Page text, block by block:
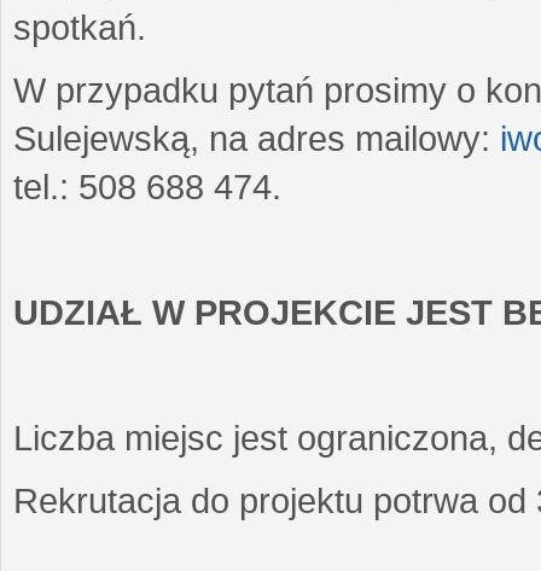
spotkań.
W przypadku pytań prosimy o
Sulejewską, na adres mailowy:
tel.: 508 688 474.
UDZIAŁ W PROJEKCIE JEST
Liczba miejsc jest ograniczona,
Rekrutacja do projektu potrwa